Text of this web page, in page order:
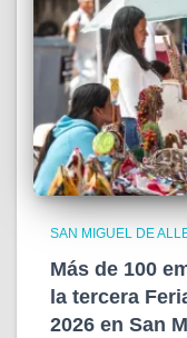
SAN MIGUEL DE
Más de 100
la tercera
2026 en San